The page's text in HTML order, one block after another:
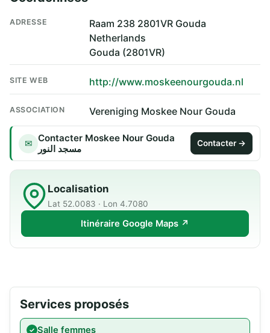
ADRESSE
Raam 238 2801VR Gouda
Netherlands
Gouda (2801VR)
SITE WEB http://www.moskeenourgouda.nl
ASSOCIATION Vereniging Moskee Nour Gouda
✉ Contacter Moskee Nour Gouda
مسجد النور
Contacter →
Localisation
Lat 52.0083 · Lon 4.7080
Itinéraire Google Maps ↗
Services proposés
Salle femmes